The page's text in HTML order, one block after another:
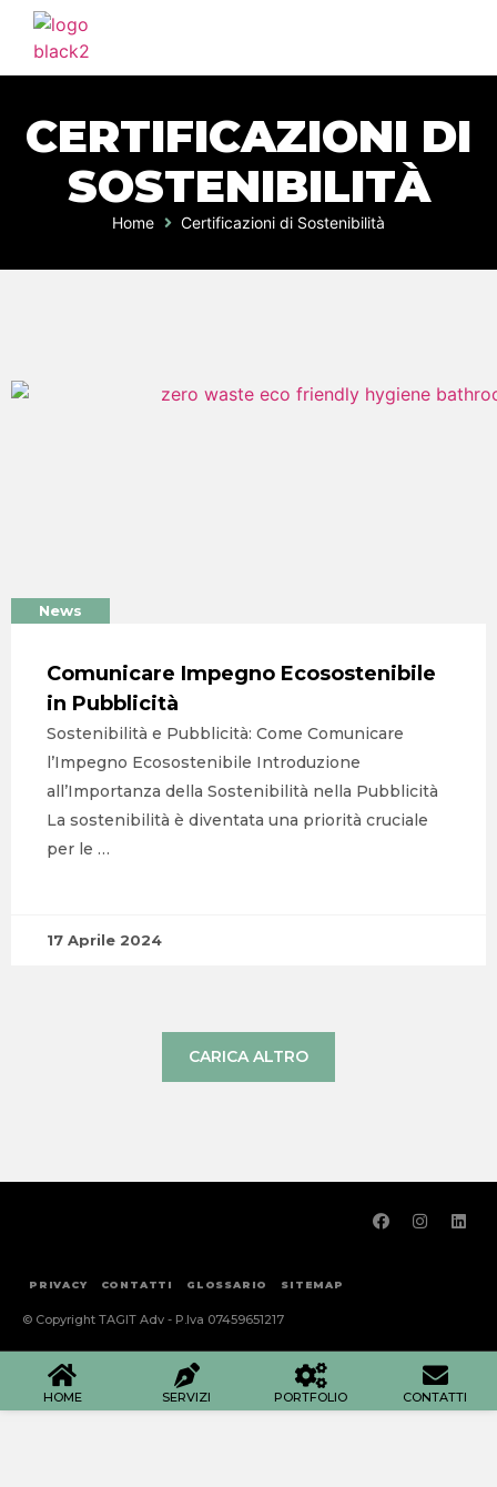
CERTIFICAZIONI DI
SOSTENIBILITÀ
Home Certificazioni di Sostenibilità
News
Comunicare Impegno Ecosostenibile
in Pubblicità
Sostenibilità e Pubblicità: Come Comunicare
l’Impegno Ecosostenibile Introduzione
all’Importanza della Sostenibilità nella Pubblicità
La sostenibilità è diventata una priorità cruciale
per le …
17 Aprile 2024
CARICA ALTRO
© Copyright TAGIT Adv - P.Iva 07459651217
PRIVACY CONTATTI GLOSSARIO SITEMAP
HOME SERVIZI PORTFOLIO CONTATTI